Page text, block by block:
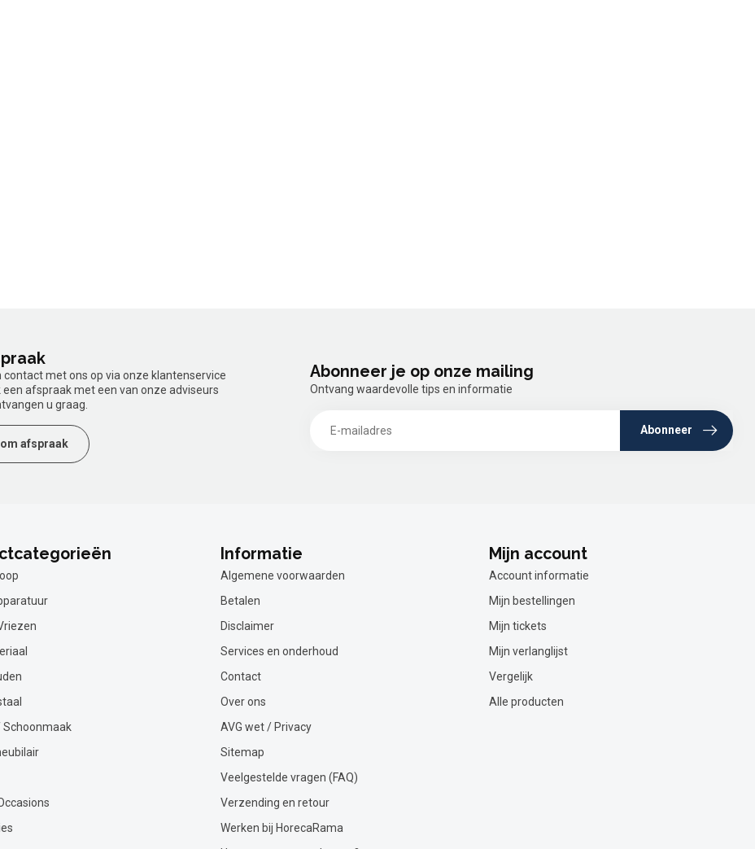
contact met ons op via onze klantenservice
afspraak met een van onze adviseurs
u graag.
afspraak
Abonneer je op onze mailing
Ontvang waardevolle tips en informatie
Abonneer
Schoonmaak
Informatie
Algemene voorwaarden
Betalen
Disclaimer
Services en onderhoud
Contact
Over ons
AVG wet / Privacy
Sitemap
Veelgestelde vragen (FAQ)
Verzending en retour
Werken bij HorecaRama
Mijn account
Account informatie
Mijn bestellingen
Mijn tickets
Mijn verlanglijst
Vergelijk
Alle producten